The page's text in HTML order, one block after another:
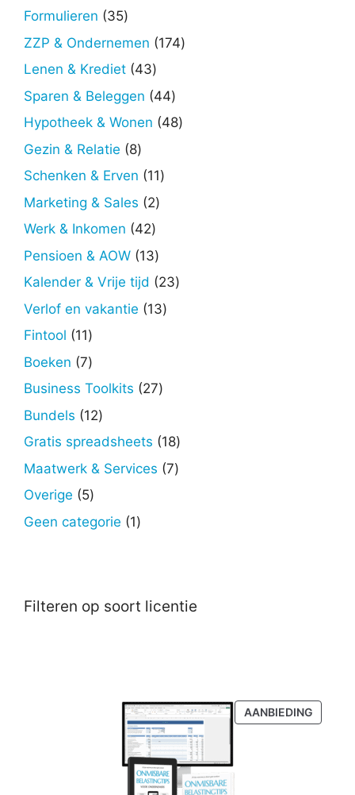
producten
Formulieren 3535
producten
ZZP & Ondernemen 174174
Lenen & Krediet 4343
producten
Sparen & Beleggen 4444
producten
Hypotheek & Wonen 4848
Gezin & Relatie 88
producten
Schenken & Erven 1111
Marketing & Sales 22
Werk & Inkomen 4242
producten
Pensioen & AOW 1313
producten
Kalender & Vrije tijd 2323
Verlof en vakantie 1313
Fintool 1111
producten
Boeken 77
producten
Business Toolkits 2727
Bundels 1212
producten
Gratis spreadsheets 1818
producten
Maatwerk & Services 77
Overige 55
producten
Geen categorie 11
Filteren op soort licentie
AANBIEDING
IN